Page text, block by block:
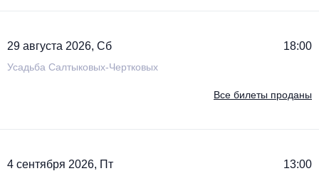
29 августа 2026, Сб 18:00
Усадьба Салтыковых-Чертковых
Все билеты проданы
4 сентября 2026, Пт 13:00